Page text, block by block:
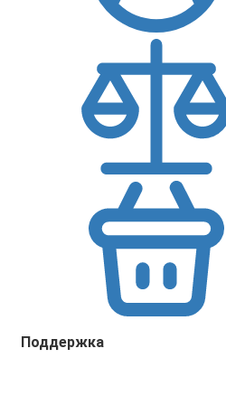
Поддержка